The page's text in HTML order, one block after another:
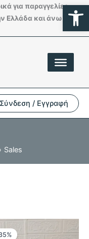
για παραγγελίες
Ελλάδα και άνω των
Σύνδεση / Εγγραφή
Sales